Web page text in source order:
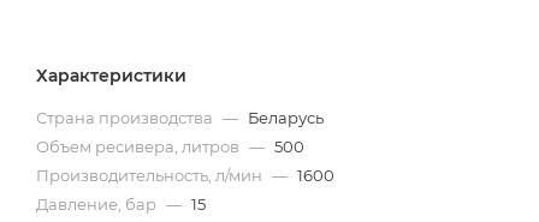
Характеристики
Страна производства — Беларусь
Объем ресивера, литров — 500
Производительность, л/мин — 1600
Давление, бар — 15